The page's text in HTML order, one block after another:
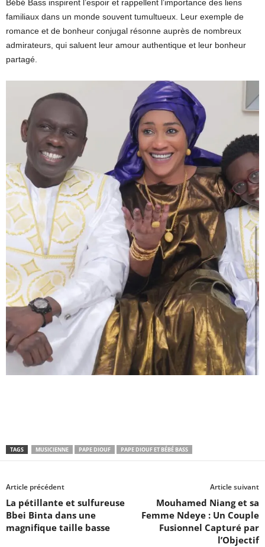
Bébé Bass inspirent l’espoir et rappellent l’importance des liens
familiaux dans un monde souvent tumultueux. Leur exemple de
romance et de bonheur conjugal résonne auprès de nombreux
admirateurs, qui saluent leur amour authentique et leur bonheur
partagé.
TAGS MUSICIENNE PAPE DIOUF PAPE DIOUF ET BÉBÉ BASS
Article précédent
La pétillante et sulfureuse
Bbei Binta dans une
magnifique taille basse
Article suivant
Mouhamed Niang et sa
Femme Ndeye : Un Couple
Fusionnel Capturé par
l’Objectif